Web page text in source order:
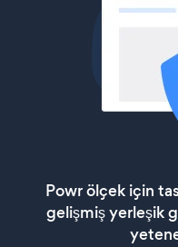
Powr ölçek için
gelişmiş yerleşik